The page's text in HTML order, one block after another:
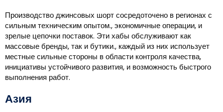
Производство джинсовых шорт сосредоточено в регионах с
сильным техническим опытом., экономичные операции, и
зрелые цепочки поставок. Эти хабы обслуживают как
массовые бренды, так и бутики., каждый из них использует
местные сильные стороны в области контроля качества,
инициативы устойчивого развития, и возможность быстрого
выполнения работ.
Азия